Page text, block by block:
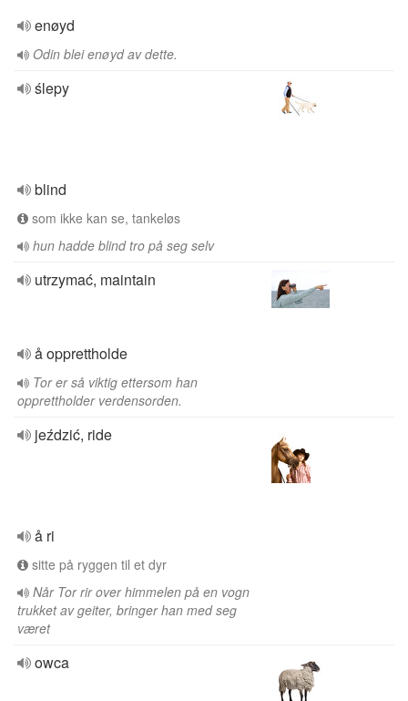
enøyd
Odin blei enøyd av dette.
ślepy
blind
som ikke kan se, tankeløs
hun hadde blind tro på seg selv
utrzymać, maintain
å opprettholde
Tor er så viktig ettersom han
opprettholder verdensorden.
jeździć, ride
å ri
sitte på ryggen til et dyr
Når Tor rir over himmelen på en vogn
trukket av geiter, bringer han med seg
været
owca